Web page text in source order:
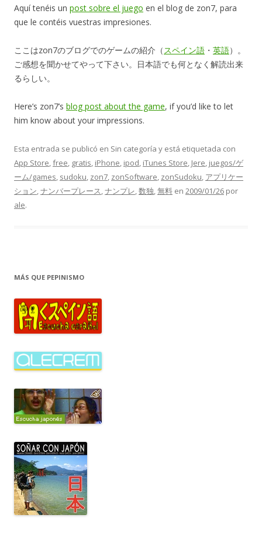
Aquí tenéis un post sobre el juego en el blog de zon7, para
que le contéis vuestras impresiones.
ここはzon7のブログでのゲームの紹介（スペイン語 ・ 英語）。
ご感想を聞かせてやって下さい。日本語でも何となく解読出来
るらしい。
Here’s zon7’s blog post about the game, if you’d like to let
him know about your impressions.
Esta entrada se publicó en Sin categoría y está etiquetada con
App Store,free, gratis, iPhone, ipod, iTunes Store, Jere, juegos/ゲ
ーム/games, sudoku, zon7, zonSoftware, zonSudoku, アプリケー
ション,ナンバープレース,ナンプレ,数独,無料 en 2009/01/26 por
ale.
MÁS QUE PEPINISMO